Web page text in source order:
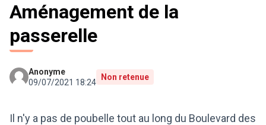
Aménagement de la
passerelle
Anonyme
09/07/2021 18:24
Non retenue
Il n'y a pas de poubelle tout au long du Boulevard des